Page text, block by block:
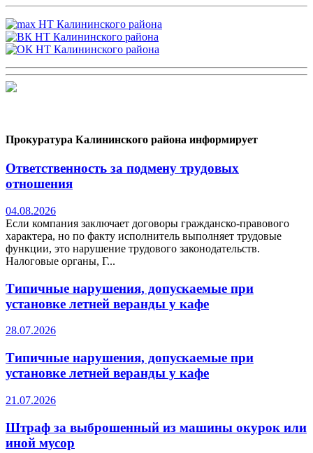
Прокуратура Калининского района информирует
Ответственность за подмену трудовых
отношения
04.08.2026
Если компания заключает договоры гражданско-правового
характера, но по факту исполнитель выполняет трудовые
функции, это нарушение трудового законодательств.
Налоговые органы, Г...
Типичные нарушения, допускаемые при
установке летней веранды у кафе
28.07.2026
Типичные нарушения, допускаемые при
установке летней веранды у кафе
21.07.2026
Штраф за выброшенный из машины окурок или
иной мусор